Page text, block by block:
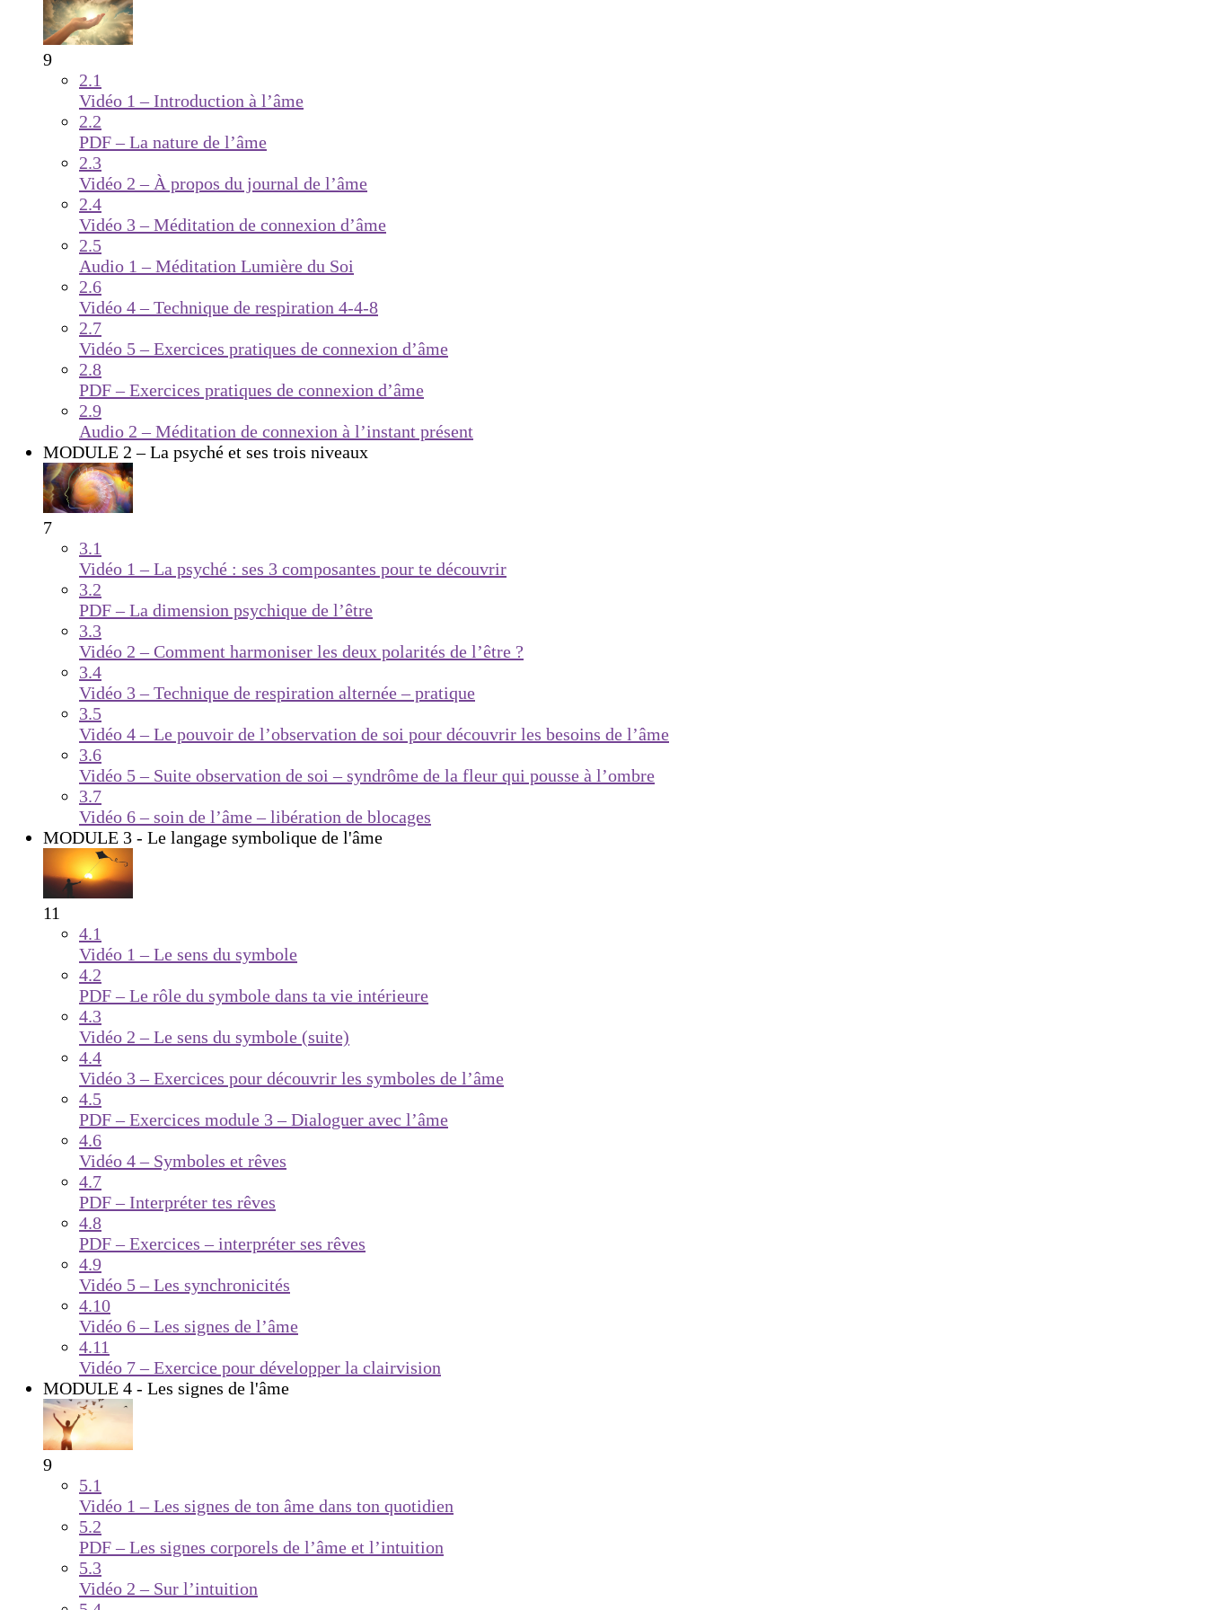
9
2.1
Vidéo 1 – Introduction à l’âme
2.2
PDF – La nature de l’âme
2.3
Vidéo 2 – À propos du journal de l’âme
2.4
Vidéo 3 – Méditation de connexion d’âme
2.5
Audio 1 – Méditation Lumière du Soi
2.6
Vidéo 4 – Technique de respiration 4-4-8
2.7
Vidéo 5 – Exercices pratiques de connexion d’âme
2.8
PDF – Exercices pratiques de connexion d’âme
2.9
Audio 2 – Méditation de connexion à l’instant présent
MODULE 2 – La psyché et ses trois niveaux
7
3.1
Vidéo 1 – La psyché : ses 3 composantes pour te découvrir
3.2
PDF – La dimension psychique de l’être
3.3
Vidéo 2 – Comment harmoniser les deux polarités de l’être ?
3.4
Vidéo 3 – Technique de respiration alternée – pratique
3.5
Vidéo 4 – Le pouvoir de l’observation de soi pour découvrir les besoins de l’âme
3.6
Vidéo 5 – Suite observation de soi – syndrôme de la fleur qui pousse à l’ombre
3.7
Vidéo 6 – soin de l’âme – libération de blocages
MODULE 3 - Le langage symbolique de l'âme
11
4.1
Vidéo 1 – Le sens du symbole
4.2
PDF – Le rôle du symbole dans ta vie intérieure
4.3
Vidéo 2 – Le sens du symbole (suite)
4.4
Vidéo 3 – Exercices pour découvrir les symboles de l’âme
4.5
PDF – Exercices module 3 – Dialoguer avec l’âme
4.6
Vidéo 4 – Symboles et rêves
4.7
PDF – Interpréter tes rêves
4.8
PDF – Exercices – interpréter ses rêves
4.9
Vidéo 5 – Les synchronicités
4.10
Vidéo 6 – Les signes de l’âme
4.11
Vidéo 7 – Exercice pour développer la clairvision
MODULE 4 - Les signes de l'âme
9
5.1
Vidéo 1 – Les signes de ton âme dans ton quotidien
5.2
PDF – Les signes corporels de l’âme et l’intuition
5.3
Vidéo 2 – Sur l’intuition